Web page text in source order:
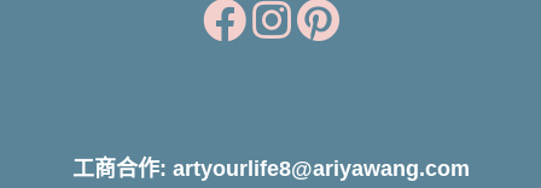
工商合作: artyourlife8@ariyawang.com